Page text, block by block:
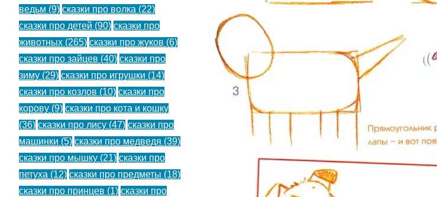
ведьм (9) сказки про волка (22)
сказки про детей (90) сказки про
животных (265) сказки про жуков (6)
сказки про зайцев (40) сказки про
зиму (29) сказки про игрушки (14)
сказки про козлов (10) сказки про
корову (9) сказки про кота и кошку
(36) сказки про лису (47) сказки про
машинки (5) сказки про медведя (39)
сказки про мышку (21) сказки про
петуха (12) сказки про предметы (18)
сказки про принцев (1) сказки про